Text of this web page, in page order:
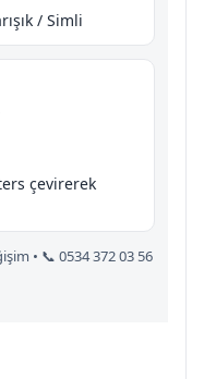
/ Simli
çevirerek
• 📞 0534 372 03 56